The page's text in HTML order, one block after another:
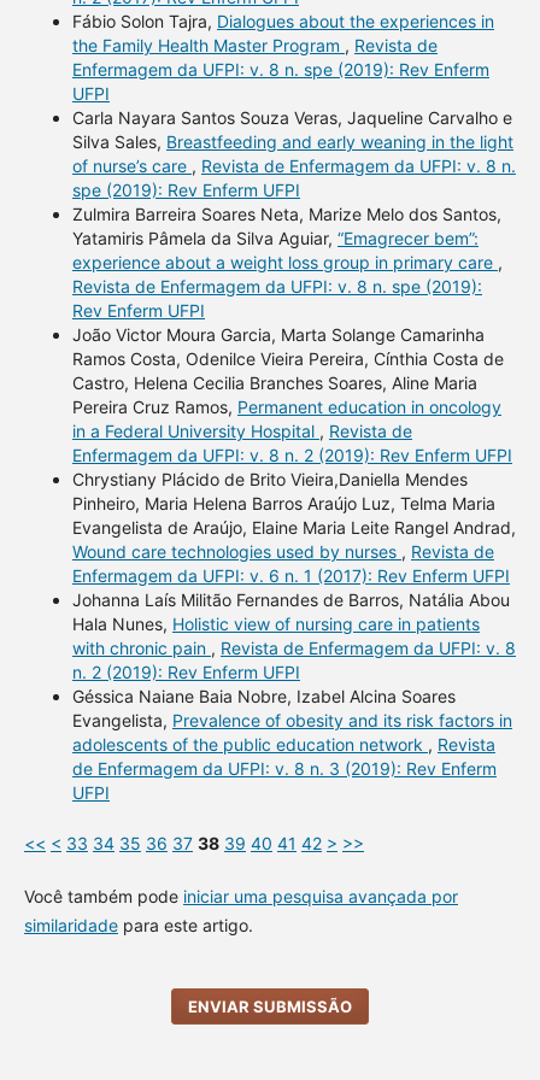
Fábio Solon Tajra, Dialogues about the experiences in
the Family Health Master Program , Revista de
Enfermagem da UFPI: v. 8 n. spe (2019): Rev Enferm
UFPI
Carla Nayara Santos Souza Veras, Jaqueline Carvalho e
Silva Sales, Breastfeeding and early weaning in the light
of nurse’s care , Revista de Enfermagem da UFPI: v. 8 n.
spe (2019): Rev Enferm UFPI
Zulmira Barreira Soares Neta, Marize Melo dos Santos,
Yatamiris Pâmela da Silva Aguiar, “Emagrecer bem”:
experience about a weight loss group in primary care ,
Revista de Enfermagem da UFPI: v. 8 n. spe (2019):
Rev Enferm UFPI
João Victor Moura Garcia, Marta Solange Camarinha
Ramos Costa, Odenilce Vieira Pereira, Cínthia Costa de
Castro, Helena Cecilia Branches Soares, Aline Maria
Pereira Cruz Ramos, Permanent education in oncology
in a Federal University Hospital , Revista de
Enfermagem da UFPI: v. 8 n. 2 (2019): Rev Enferm UFPI
Chrystiany Plácido de Brito Vieira,Daniella Mendes
Pinheiro, Maria Helena Barros Araújo Luz, Telma Maria
Evangelista de Araújo, Elaine Maria Leite Rangel Andrad,
Wound care technologies used by nurses , Revista de
Enfermagem da UFPI: v. 6 n. 1 (2017): Rev Enferm UFPI
Johanna Laís Militão Fernandes de Barros, Natália Abou
Hala Nunes, Holistic view of nursing care in patients
with chronic pain , Revista de Enfermagem da UFPI: v. 8
n. 2 (2019): Rev Enferm UFPI
Géssica Naiane Baia Nobre, Izabel Alcina Soares
Evangelista, Prevalence of obesity and its risk factors in
adolescents of the public education network , Revista
de Enfermagem da UFPI: v. 8 n. 3 (2019): Rev Enferm
UFPI
<< < 33 34 35 36 37 38 39 40 41 42 > >>
Você também pode iniciar uma pesquisa avançada por
similaridadepara este artigo.
ENVIAR SUBMISSÃO